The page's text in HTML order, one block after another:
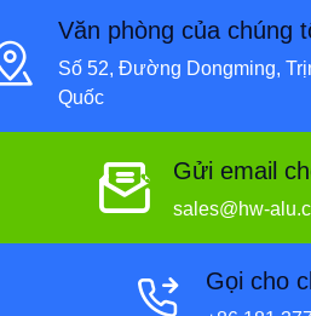
Văn phòng của chúng
Số 52, Đường Dongming,
Quốc
Gửi email
sales@hw-
Gọi cho